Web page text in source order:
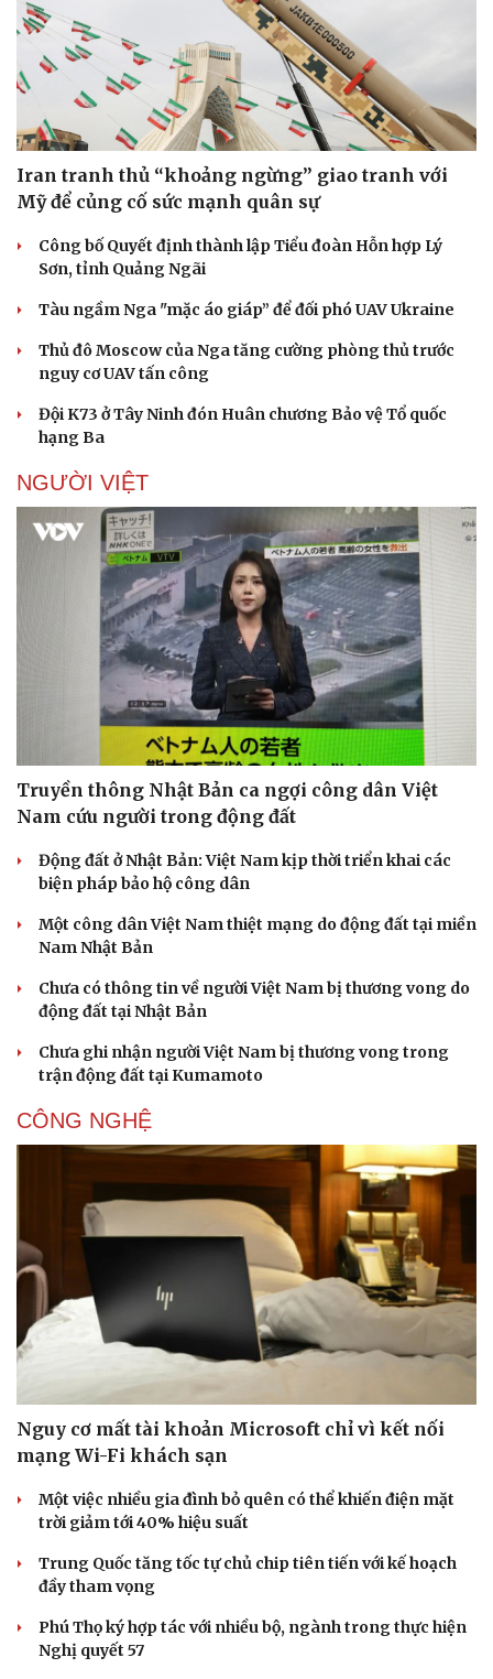
Doanh nghiệp
Thông tin doanh nghiệp
Doanh nghiệp 24h
Doanh nhân
Vì cộng đồng
Công nghệ
Sành điệu
Tin Công nghệ
Trải nghiệm
Chuyển đổi số
Sức khỏe
Iran tranh thủ “khoảng ngừng” giao tranh với
Mỹ để củng cố sức mạnh quân sự
Công bố Quyết định thành lập Tiểu đoàn Hỗn hợp Lý
Sơn, tỉnh Quảng Ngãi
Tàu ngầm Nga "mặc áo giáp” để đối phó UAV Ukraine
Thủ đô Moscow của Nga tăng cường phòng thủ trước
nguy cơ UAV tấn công
Đội K73 ở Tây Ninh đón Huân chương Bảo vệ Tổ quốc
hạng Ba
NGƯỜI VIỆT
Truyền thông Nhật Bản ca ngợi công dân Việt
Nam cứu người trong động đất
Động đất ở Nhật Bản: Việt Nam kịp thời triển khai các
biện pháp bảo hộ công dân
Một công dân Việt Nam thiệt mạng do động đất tại miền
Nam Nhật Bản
Chưa có thông tin về người Việt Nam bị thương vong do
động đất tại Nhật Bản
Chưa ghi nhận người Việt Nam bị thương vong trong
trận động đất tại Kumamoto
CÔNG NGHỆ
Nguy cơ mất tài khoản Microsoft chỉ vì kết nối
mạng Wi-Fi khách sạn
Một việc nhiều gia đình bỏ quên có thể khiến điện mặt
trời giảm tới 40% hiệu suất
Trung Quốc tăng tốc tự chủ chip tiên tiến với kế hoạch
đầy tham vọng
Phú Thọ ký hợp tác với nhiều bộ, ngành trong thực hiện
Nghị quyết 57